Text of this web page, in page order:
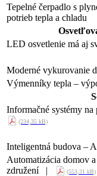
Tepelné čerpadlo s
potrieb tepla a chladu
LED osvetlenie má aj
Moderné vykurovanie
Výmenníky tepla –
Informačné systémy
(234,35 kB)
Inteligentná budova –
Automatizácia domov
združení |
(553,31 kB)